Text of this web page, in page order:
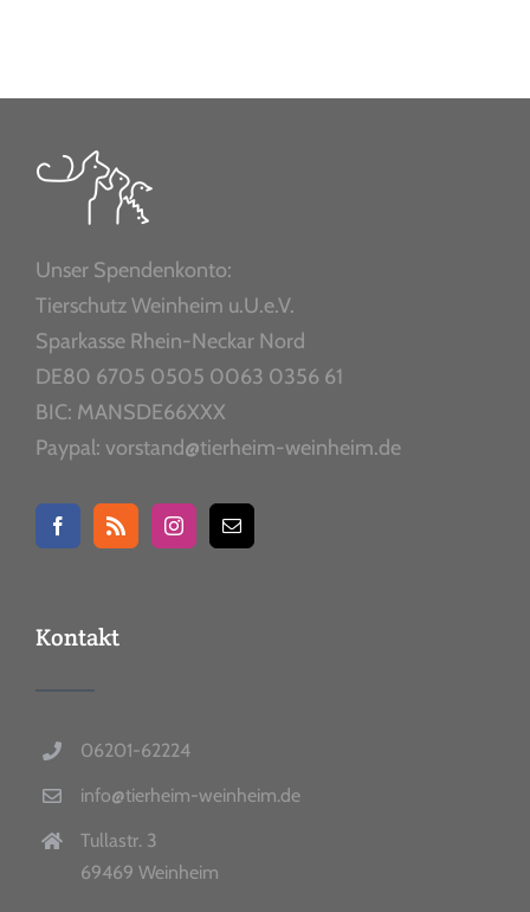
Unser Spendenkonto:
Tierschutz Weinheim u.U.e.V.
Sparkasse Rhein-Neckar Nord
DE80 6705 0505 0063 0356 61
BIC: MANSDE66XXX
Paypal: vorstand@tierheim-weinheim.de
Kontakt
06201-62224
info@tierheim-weinheim.de
Tullastr. 3
69469 Weinheim